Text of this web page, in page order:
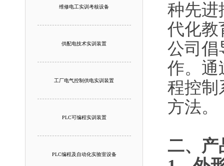
维修电工实训考核设备
供配电技术实训装置
工厂电气控制供电实训装置
PLC可编程实训装置
PLC编程及自动化实验室设备
种先进
代化教
公司倡
作。通
程控制
方法。
二、 产